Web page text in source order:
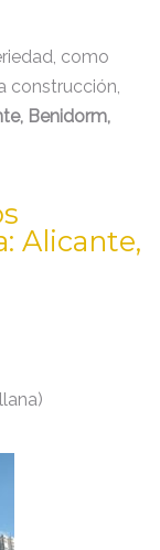
como
construcción,
Benidorm,
Alicante,